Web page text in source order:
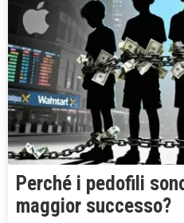
Perché i pedofili
maggior successo?